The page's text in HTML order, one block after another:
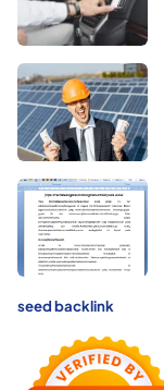
seed backlink